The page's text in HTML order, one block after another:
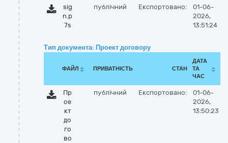
sig
n.p
7s
публічний Експортовано:
01-06-
2026,
13:51:24
Тип документа: Проект договору
ФАЙЛ ПРИВАТНІСТЬ СТАН
ДАТА
ТА
ЧАС
Пр
ое
кт
до
го
во
публічний Експортовано:
01-06-
2026,
13:50:23